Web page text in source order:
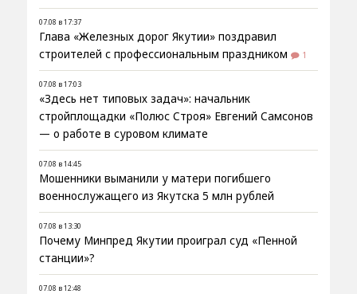
07.08 в 17:37
Глава «Железных дорог Якутии» поздравил
строителей с профессиональным праздником
1
07.08 в 17:03
«Здесь нет типовых задач»: начальник
стройплощадки «Полюс Строя» Евгений Самсонов
— о работе в суровом климате
07.08 в 14:45
Мошенники выманили у матери погибшего
военнослужащего из Якутска 5 млн рублей
07.08 в 13:30
Почему Минпред Якутии проиграл суд «Пенной
станции»?
07.08 в 12:48